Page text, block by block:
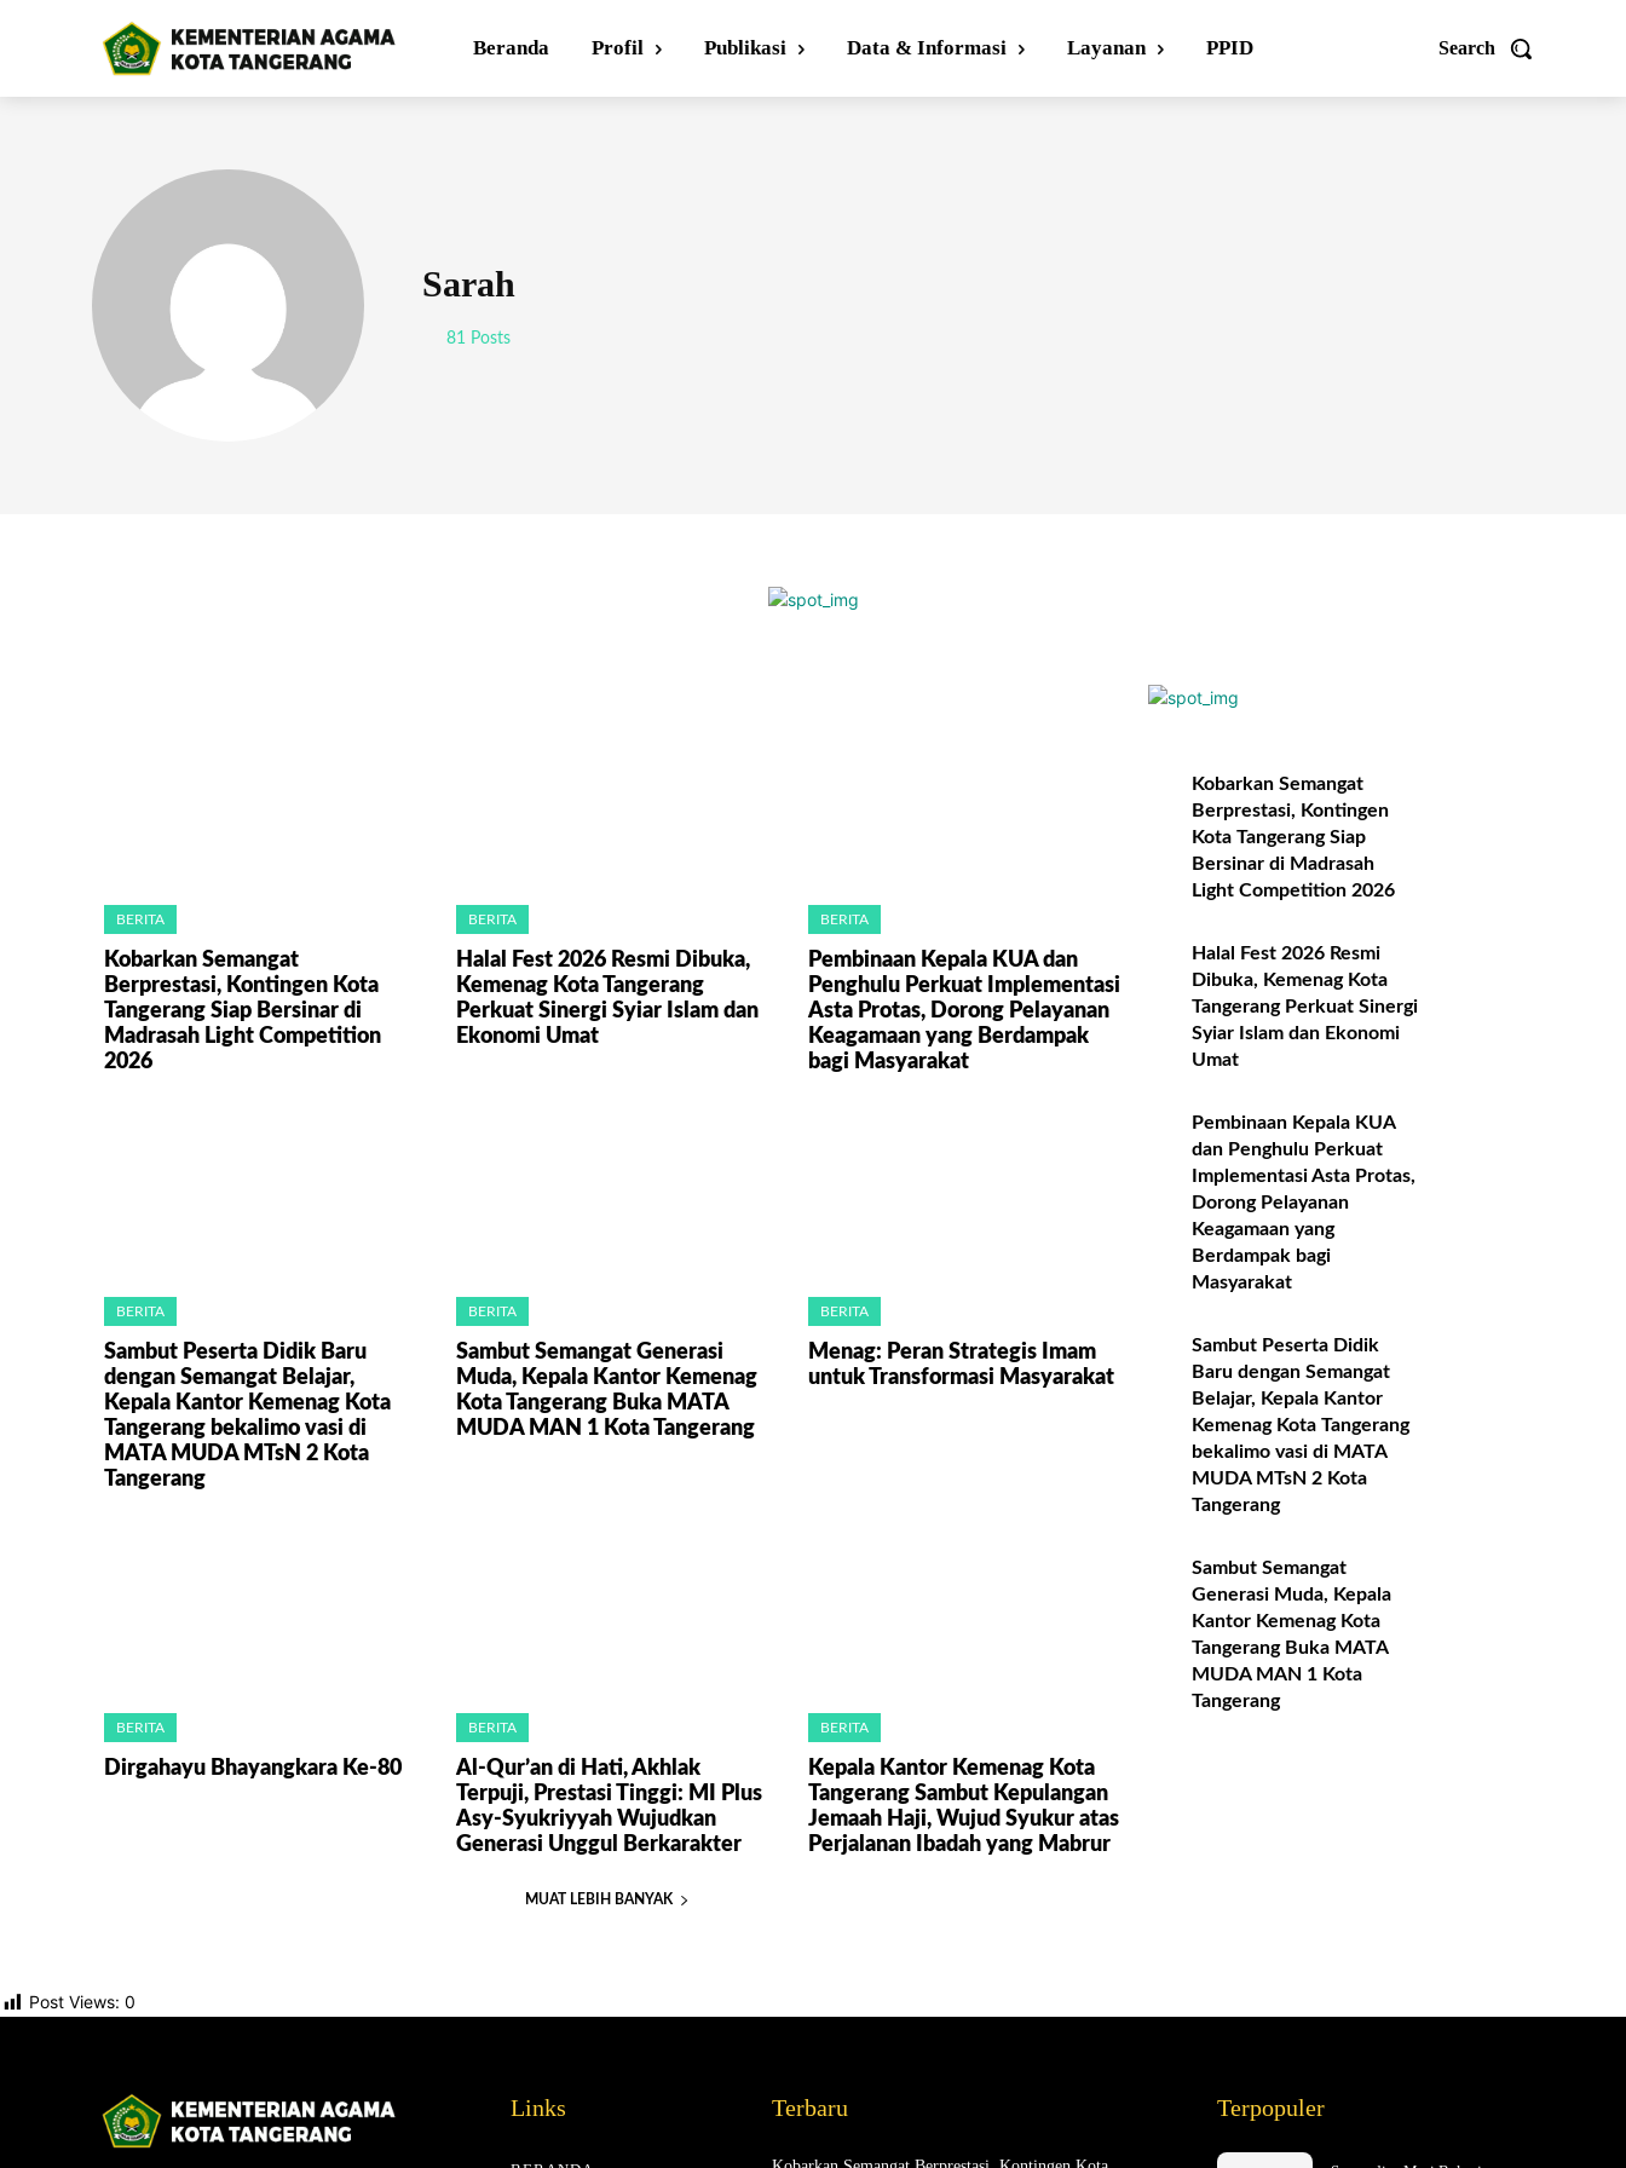
Search
Beranda Profil Publikasi Data & Informasi Layanan PPID
Sarah
81 Posts
BERITA
Kobarkan Semangat
Berprestasi, Kontingen Kota
Tangerang Siap Bersinar di
Madrasah Light Competition
2026
BERITA
Halal Fest 2026 Resmi Dibuka,
Kemenag Kota Tangerang
Perkuat Sinergi Syiar Islam dan
Ekonomi Umat
BERITA
Pembinaan Kepala KUA dan
Penghulu Perkuat Implementasi
Asta Protas, Dorong Pelayanan
Keagamaan yang Berdampak
bagi Masyarakat
BERITA
Sambut Peserta Didik Baru
dengan Semangat Belajar,
Kepala Kantor Kemenag Kota
Tangerang bekalimo vasi di
MATA MUDA MTsN 2 Kota
Tangerang
BERITA
Sambut Semangat Generasi
Muda, Kepala Kantor Kemenag
Kota Tangerang Buka MATA
MUDA MAN 1 Kota Tangerang
BERITA
Menag: Peran Strategis Imam
untuk Transformasi Masyarakat
BERITA
Dirgahayu Bhayangkara Ke-80
BERITA
Al-Qur’an di Hati, Akhlak
Terpuji, Prestasi Tinggi: MI Plus
Asy-Syukriyyah Wujudkan
Generasi Unggul Berkarakter
BERITA
Kepala Kantor Kemenag Kota
Tangerang Sambut Kepulangan
Jemaah Haji, Wujud Syukur atas
Perjalanan Ibadah yang Mabrur
MUAT LEBIH BANYAK
Kobarkan Semangat
Berprestasi, Kontingen
Kota Tangerang Siap
Bersinar di Madrasah
Light Competition 2026
Halal Fest 2026 Resmi
Dibuka, Kemenag Kota
Tangerang Perkuat Sinergi
Syiar Islam dan Ekonomi
Umat
Pembinaan Kepala KUA
dan Penghulu Perkuat
Implementasi Asta Protas,
Dorong Pelayanan
Keagamaan yang
Berdampak bagi
Masyarakat
Sambut Peserta Didik
Baru dengan Semangat
Belajar, Kepala Kantor
Kemenag Kota Tangerang
bekalimo vasi di MATA
MUDA MTsN 2 Kota
Tangerang
Sambut Semangat
Generasi Muda, Kepala
Kantor Kemenag Kota
Tangerang Buka MATA
MUDA MAN 1 Kota
Tangerang
Post Views: 0
Links Terbaru Terpopuler